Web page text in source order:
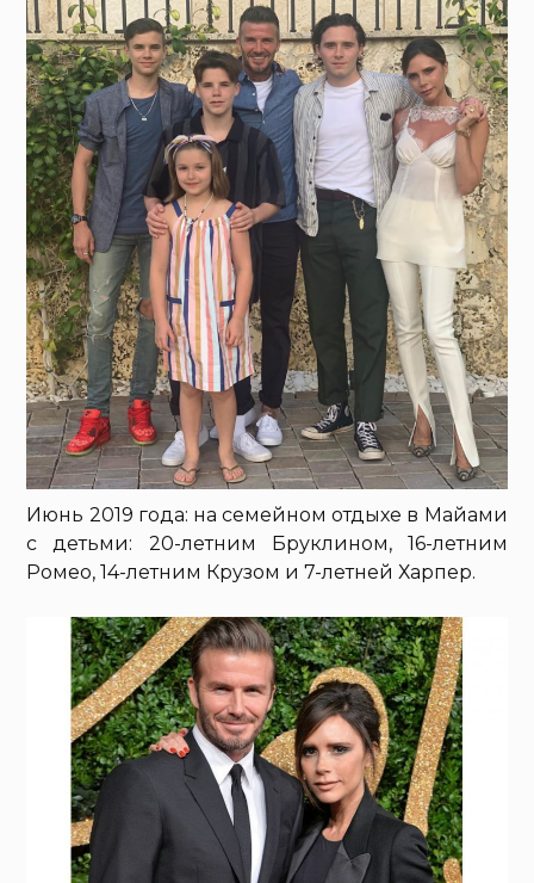
Июнь 2019 года: на семейном отдыхе в Майами
с детьми: 20-летним Бруклином, 16-летним
Ромео, 14-летним Крузом и 7-летней Харпер.